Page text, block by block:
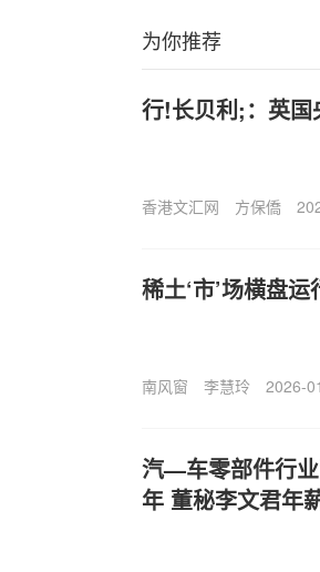
为你推荐
行!长贝利;：英国
香港文汇网 方保僑
稀土‘市’场横盘
南风窗 李慧玲 2026-
汽—车零部件行
年 董秘李文君年